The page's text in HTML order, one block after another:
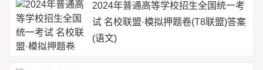
2024年普通高等学校招生全国统一考
试 名校联盟·模拟押题卷(T8联盟)答案
(语文)